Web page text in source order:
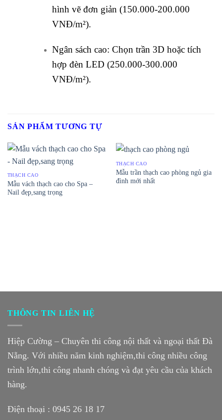
hình vẽ đơn giản (150.000-200.000
VNĐ/m²).
Ngân sách cao: Chọn trần 3D hoặc tích
hợp đèn LED (250.000-300.000
VNĐ/m²).
SẢN PHẨM TƯƠNG TỰ
THẠCH CAO
Mẫu vách thạch cao cho Spa –
Nail đẹp,sang trọng
THẠCH CAO
Mẫu trần thạch cao phòng ngủ gia
đình mới nhất
THÔNG TIN LIÊN HỆ
Hiệp Cường – Chuyên thi công nội thất và ngoại thất Đà
Nẵng. Với nhiều năm kinh nghiệm,thi công nhiều công
trình lớn,thi công nhanh chóng và đạt yêu cầu của khách
hàng.
Điện thoại : 0945 26 18 17